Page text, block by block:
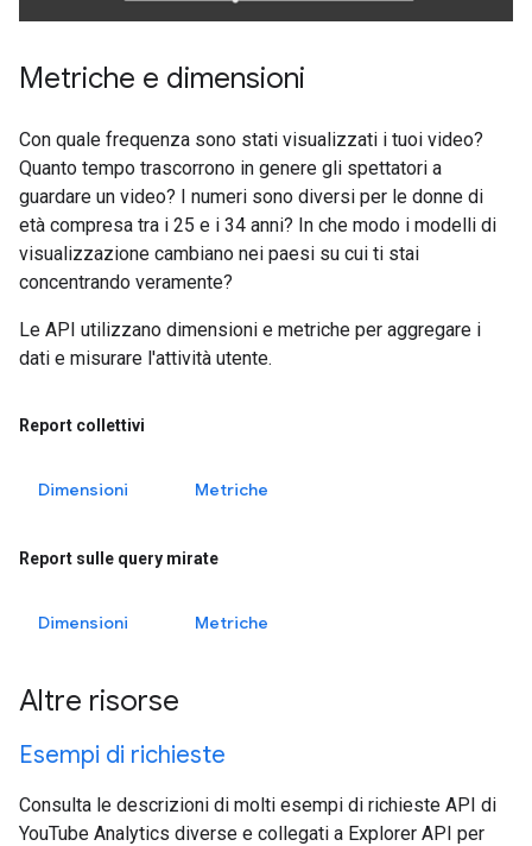
Metriche e dimensioni
Con quale frequenza sono stati visualizzati i tuoi video?
Quanto tempo trascorrono in genere gli spettatori a
guardare un video? I numeri sono diversi per le donne di
età compresa tra i 25 e i 34 anni? In che modo i modelli di
visualizzazione cambiano nei paesi su cui ti stai
concentrando veramente?
Le API utilizzano dimensioni e metriche per aggregare i
dati e misurare l'attività utente.
Report collettivi
Dimensioni Metriche
Report sulle query mirate
Dimensioni Metriche
Altre risorse
Esempi di richieste
Consulta le descrizioni di molti esempi di richieste API di
YouTube Analytics diverse e collegati a Explorer API per